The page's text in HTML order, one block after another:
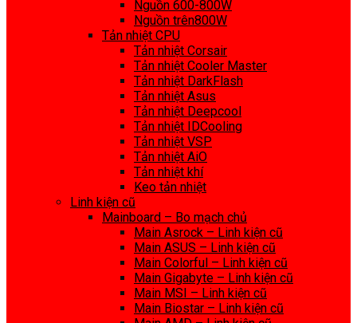
Nguồn 600-800W
Nguồn trên800W
Tản nhiệt CPU
Tản nhiệt Corsair
Tản nhiệt Cooler Master
Tản nhiệt DarkFlash
Tản nhiệt Asus
Tản nhiệt Deepcool
Tản nhiệt IDCooling
Tản nhiệt VSP
Tản nhiệt AiO
Tản nhiệt khí
Keo tản nhiệt
Linh kiện cũ
Mainboard – Bo mạch chủ
Main Asrock – Linh kiện cũ
Main ASUS – Linh kiện cũ
Main Colorful – Linh kiện cũ
Main Gigabyte – Linh kiện cũ
Main MSI – Linh kiện cũ
Main Biostar – Linh kiện cũ